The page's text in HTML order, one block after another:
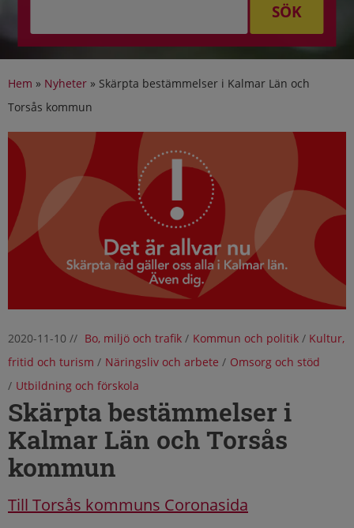
SÖK
Hem » Nyheter » Skärpta bestämmelser i Kalmar Län och
Torsås kommun
2020-11-10 // Bo, miljö och trafik/ Kommun och politik/ Kultur,
fritid och turism / Näringsliv och arbete / Omsorg och stöd
/ Utbildning och förskola
Skärpta bestämmelser i
Kalmar Län och Torsås
kommun
Till Torsås kommuns Coronasida